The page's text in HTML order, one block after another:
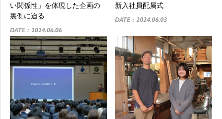
い関係性」を体現した企画の
裏側に迫る
DATE : 2024.06.06
新入社員配属式
DATE : 2024.06.03